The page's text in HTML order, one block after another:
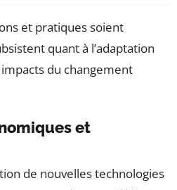
et pratiques soient
quant à l’adaptation
du changement
et
de nouvelles technologies